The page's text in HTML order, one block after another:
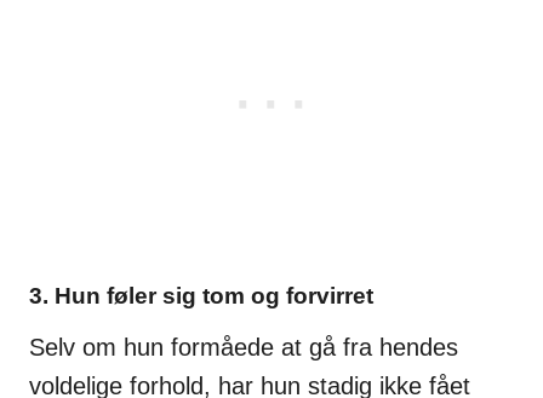
3. Hun føler sig tom og forvirret
Selv om hun formåede at gå fra hendes
voldelige forhold, har hun stadig ikke fået